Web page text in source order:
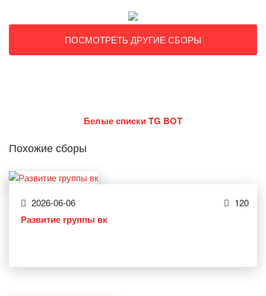
ПОСМОТРЕТЬ ДРУГИЕ СБОРЫ
Белые списки TG BOT
Похожие сборы
2026-06-06 120
Развитие группы вк